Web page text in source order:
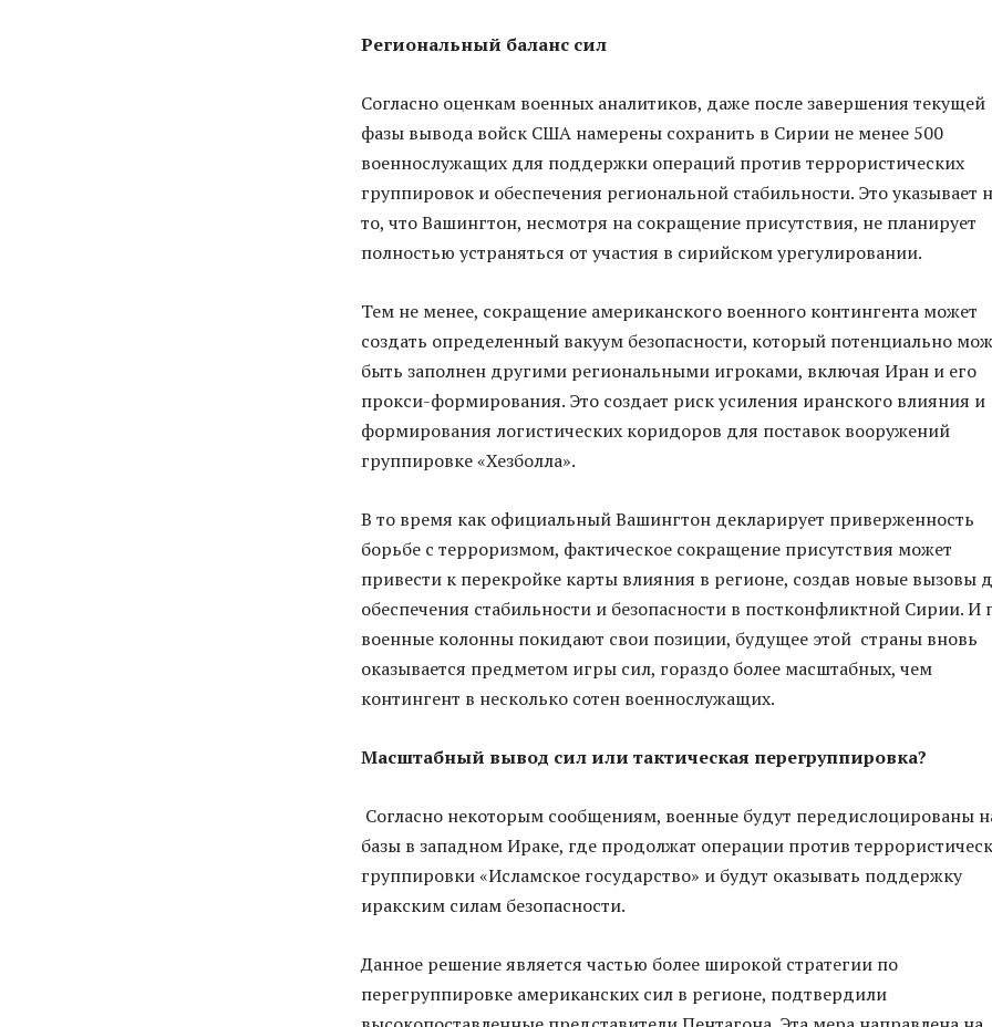
Региональный баланс сил
Согласно оценкам военных аналитиков, даже после завершения текущей
фазы вывода войск США намерены сохранить в Сирии не менее 500
военнослужащих для поддержки операций против террористических
группировок и обеспечения региональной стабильности. Это указывает
то, что Вашингтон, несмотря на сокращение присутствия, не планирует
полностью устраняться от участия в сирийском урегулировании.
Тем не менее, сокращение американского военного контингента может
создать определенный вакуум безопасности, который потенциально
быть заполнен другими региональными игроками, включая Иран и его
прокси-формирования. Это создает риск усиления иранского влияния и
формирования логистических коридоров для поставок вооружений
группировке «Хезболла».
В то время как официальный Вашингтон декларирует приверженность
борьбе с терроризмом, фактическое сокращение присутствия может
привести к перекройке карты влияния в регионе, создав новые вызовы
обеспечения стабильности и безопасности в постконфликтной Сирии. И
военные колонны покидают свои позиции, будущее этой страны вновь
оказывается предметом игры сил, гораздо более масштабных, чем
контингент в несколько сотен военнослужащих.
Масштабный вывод сил или тактическая перегруппировка?
Согласно некоторым сообщениям, военные будут передислоцированы
базы в западном Ираке, где продолжат операции против
группировки «Исламское государство» и будут оказывать поддержку
иракским силам безопасности.
Данное решение является частью более широкой стратегии по
перегруппировке американских сил в регионе, подтвердили